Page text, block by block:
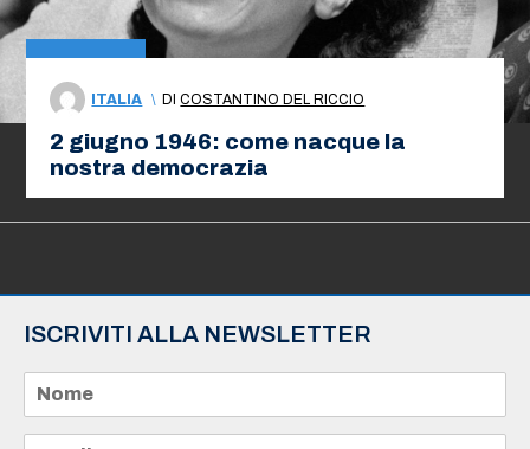
ITALIA \ DICOSTANTINO DEL RICCIO
2 giugno 1946: come nacque la
nostra democrazia
ISCRIVITI ALLA NEWSLETTER
m
e